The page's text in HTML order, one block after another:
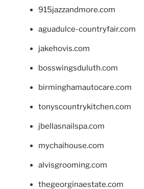
915jazzandmore.com
aguadulce-countryfair.com
jakehovis.com
bosswingsduluth.com
birminghamautocare.com
tonyscountrykitchen.com
jbellasnailspa.com
mychaihouse.com
alvisgrooming.com
thegeorginaestate.com